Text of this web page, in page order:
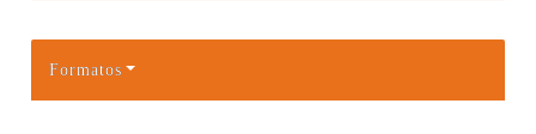
Formatos